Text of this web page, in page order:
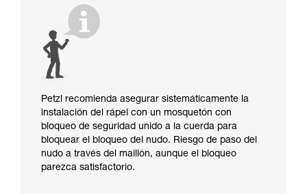
Petzl recomienda asegurar sistemáticamente la
instalación del rápel con un mosquetón con
bloqueo de seguridad unido a la cuerda para
bloquear el bloqueo del nudo. Riesgo de paso del
nudo a través del maillón, aunque el bloqueo
parezca satisfactorio.